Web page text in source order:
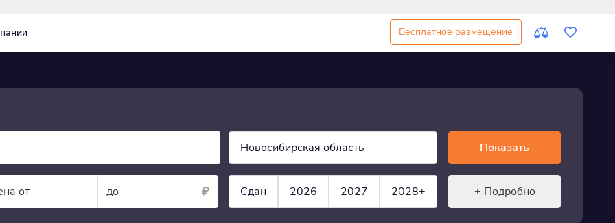
Бесплатное размещение
Новосибирская область
от до Сдан 2026 2027 2028+
Показать
+ Подробно